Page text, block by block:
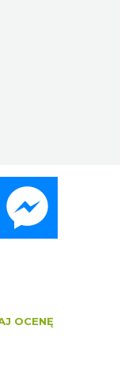
WhatsApp
OCENĘ